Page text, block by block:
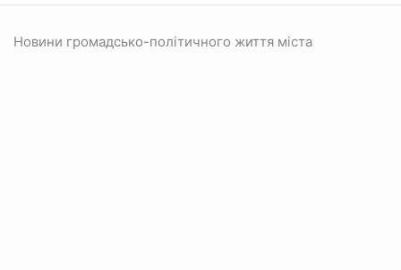
Новини громадсько-політичного життя міста